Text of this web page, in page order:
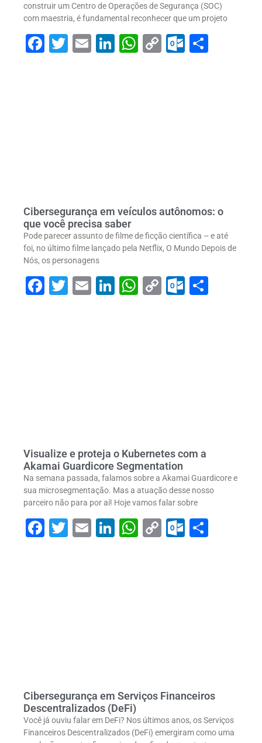
construir um Centro de Operações de Segurança (SOC)
com maestria, é fundamental reconhecer que um projeto
Facebook
Twitter
EmailLinkedIn
WhatsApp
Copy
Cibersegurança em veículos autônomos: o
que você precisa saber
Pode parecer assunto de filme de ficção científica – e até
foi, no último filme lançado pela Netflix, O Mundo Depois de
Nós, os personagens
Facebook
Twitter
EmailLinkedIn
WhatsApp
Copy
Visualize e proteja o Kubernetes com a
Akamai Guardicore Segmentation
Na semana passada, falamos sobre a Akamai Guardicore e
sua microsegmentação. Mas a atuação desse nosso
parceiro não para por aí! Hoje vamos falar sobre
Facebook
Twitter
EmailLinkedIn
WhatsApp
Copy
Cibersegurança em Serviços Financeiros
Descentralizados (DeFi)
Você já ouviu falar em DeFi? Nos últimos anos, os Serviços
Financeiros Descentralizados (DeFi) emergiram como uma